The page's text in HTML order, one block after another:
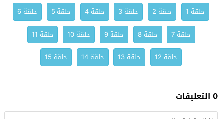
حلقة 1 حلقة 2 حلقة 3 حلقة 4 حلقة 5
حلقة 6
حلقة 7
حلقة 8 حلقة 9 حلقة 10
حلقة 11
حلقة 12
حلقة 13 حلقة 14 حلقة 15
0 التعليقات